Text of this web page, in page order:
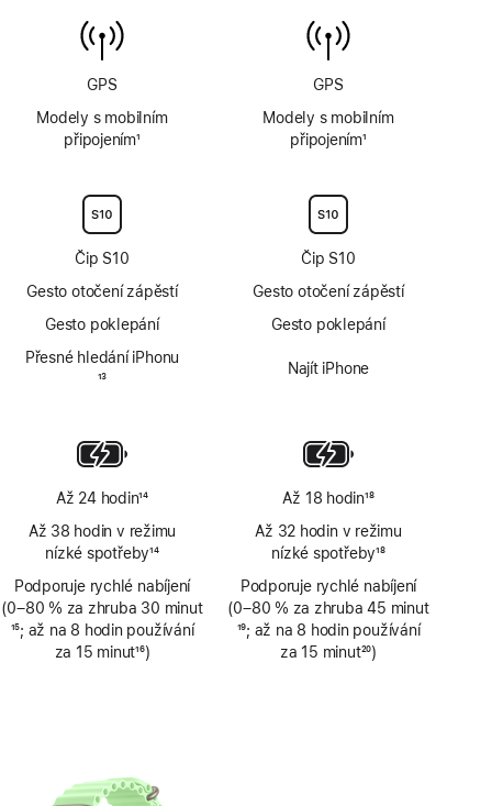
GPS
Modely s mobilním
připojením1
Čip S10
Gesto otočení zápěstí
Gesto poklepání
Přesné hledání iPhonu
Poznámka
13
Až 24 hodin14
Až 38 hodin v režimu
nízké spotřeby14
Podporuje rychlé nabíjení
(0–80 % za zhruba 30 minut
Poznámka
15; až na 8 hodin používání
za 15 minut16)
vody
GPS
Modely s mobilním
připojením1
Čip S10
Gesto otočení zápěstí
Gesto poklepání
Najít iPhone
Až 18 hodin18
Až 32 hodin v režimu
nízké spotřeby18
Podporuje rychlé nabíjení
(0–80 % za zhruba 45 minut
Poznámka
19; až na 8 hodin používání
za 15 minut20)